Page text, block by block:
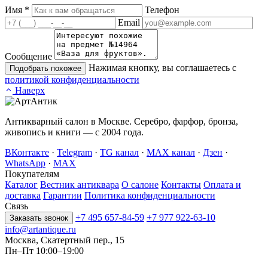
Имя *
Телефон
Email
Сообщение
Подобрать похожее
Нажимая кнопку, вы соглашаетесь с
политикой конфиденциальности
Наверх
Антикварный салон в Москве. Серебро, фарфор, бронза,
живопись и книги — с 2004 года.
ВКонтакте · Telegram · TG канал · MAX канал · Дзен ·
WhatsApp · MAX
Покупателям
Каталог Вестник антиквара О салоне Контакты Оплата и
доставка Гарантии Политика конфиденциальности
Связь
Заказать звонок +7 495 657-84-59 +7 977 922-63-10
info@artantique.ru
Москва, Скатертный пер., 15
Пн–Пт 10:00–19:00